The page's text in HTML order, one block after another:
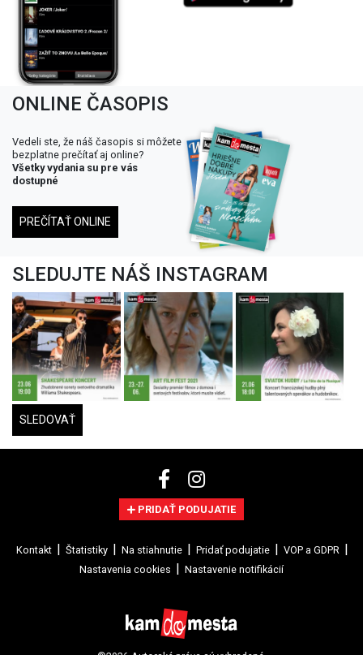
ONLINE ČASOPIS
Vedeli ste, že náš časopis si môžete
bezplatne prečítať aj online?
Všetky vydania su pre vás
dostupné
PREČÍTAŤ ONLINE
SLEDUJTE NÁŠ INSTAGRAM
SLEDOVAŤ
PRIDAŤ PODUJATIE
Kontakt Štatistiky Na stiahnutie Pridať podujatie
VOP a GDPR
Nastavenia cookies
Nastavenie notifikácií